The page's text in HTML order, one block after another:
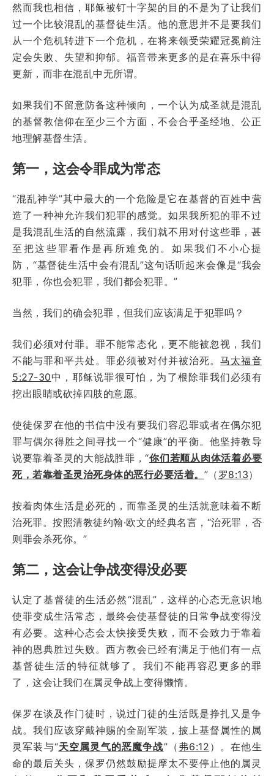
然而我也相信，耶稣被钉十字架的目的不是为了让我们
过一个比较混乱的基督徒生活。他的意思并不是要我们
从一个危机转进下一个危机，在将来领受荣耀冠冕前注
定会失败、失望和抑郁。福音带来更多的是在喜乐中得
更新，而非在混乱中无所谓。
如果我们不留意防备这种倾向，一个认为成圣就是混乱
的基督教信仰在至少三个方面，不会合乎圣经地、公正
地理解基督生活。
第一，这会令罪成为常态
“混乱神学”其中最大的一个危险是它在基督的百姓中营
造了一种神允许我们犯罪的感觉。如果我所犯的罪不过
是我混乱生活的自然流露，我们就不用对付这些罪，甚
至把这些罪看作是再所难免的。如果我们不小心提
防，“基督徒生活中会有混乱”这句话听起来会像是“我会
犯罪，你也会犯罪，我们都会犯罪。”
当然，我们的确会犯罪，但我们应该满足于犯罪吗？
我们必须对付罪。罪不能常态化，更不能被忽视，我们
不能与罪和平共处。罪必须被对付并被治死。马太福音
5:27-30中，耶稣说罪很可怕，为了根除罪我们必须有
挖出眼睛或砍掉四肢的意愿。
使徒保罗在他的书信中没有要我们容忍罪或者在偶尔犯
罪与偶尔得胜之间寻找一个“健康”的平衡。他坚持教导
说要靠着圣灵的大能战胜罪，“你们若顺从肉体活着必要
死，若靠着圣灵治死身体的恶行必要活着。 ”（ 罗8:13）
按着肉体生活是必死的，而靠圣灵的生活就意味着不断
治死罪。按照清教徒约翰·欧文的经典名言，“治死罪，否
则罪会杀死你。”
第二，这会让争战变得没必要
认定了基督徒的生活必然“混乱”，这样的心态无意识地
使罪变成生活常态，最终会使基督徒的日常争战变得没
有必要。这种心态会太快接受失败，而不会致力于靠着
神的恩典胜过失败。西方教会已经有满足于他们有一点
基督徒生活的特征就够了。我们不能再容忍更多的罪
了，这会让我们在属灵争战上变得懒惰。
保罗在谈及作门徒时，说过门徒的生活既是挣扎又是争
战。我们应该穿戴神赐的全副军装，披上基督属性的属
灵军装与“天空属灵气的恶魔争战”（ 弗6:12 ）。在他生
命的最后关头，保罗仍然鼓励提摩太不要停止他的属灵